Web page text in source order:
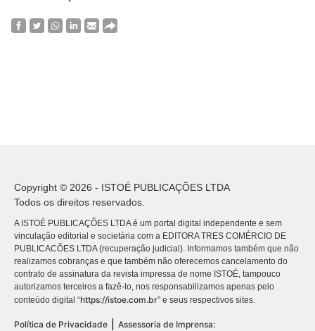
Copyright © 2026 - ISTOÉ PUBLICAÇÕES LTDA
Todos os direitos reservados.
A ISTOÉ PUBLICAÇÕES LTDA é um portal digital independente e sem
vinculação editorial e societária com a EDITORA TRES COMÉRCIO DE
PUBLICACÕES LTDA (recuperação judicial). Informamos também que não
realizamos cobranças e que também não oferecemos cancelamento do
contrato de assinatura da revista impressa de nome ISTOÉ, tampouco
autorizamos terceiros a fazê-lo, nos responsabilizamos apenas pelo
conteúdo digital “https://istoe.com.br” e seus respectivos sites.
Política de Privacidade Assessoria de Imprensa: